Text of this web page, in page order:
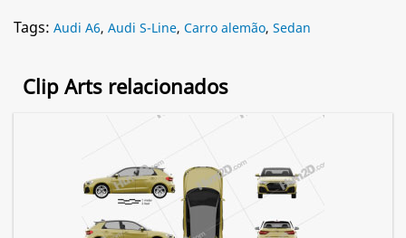
Tags: Audi A6, Audi S-Line, Carro alemão, Sedan
Clip Arts relacionados